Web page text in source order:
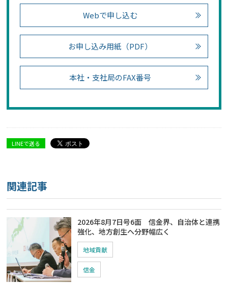
Webで申し込む
お申し込み用紙（PDF）
本社・支社局のFAX番号
LINEで送る
関連記事
2026年8月7日号6面 信金界、自治体と連携
強化、地方創生ヘ分野幅広く
地域貢献
信金